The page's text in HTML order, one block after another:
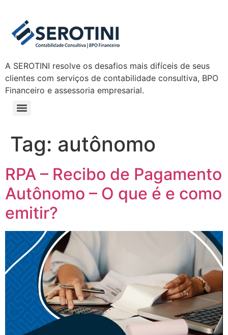
A SEROTINI resolve os desafios mais difíceis de seus
clientes com serviços de contabilidade consultiva, BPO
Financeiro e assessoria empresarial.
Tag: autônomo
RPA – Recibo de Pagamento
Autônomo – O que é e como
emitir?